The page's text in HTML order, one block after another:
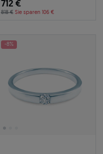
712 €
818 € Sie sparen 106 €
-8%